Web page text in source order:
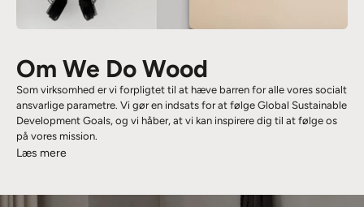
Om We Do Wood
Som virksomhed er vi forpligtet til at hæve barren for alle vores socialt
ansvarlige parametre. Vi gør en indsats for at følge Global Sustainable
Development Goals, og vi håber, at vi kan inspirere dig til at følge os
på vores mission.
Læs mere